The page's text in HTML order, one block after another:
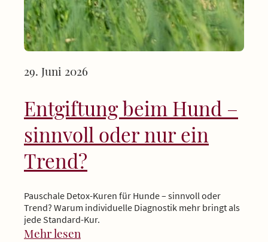
29. Juni 2026
Entgiftung beim Hund –
sinnvoll oder nur ein
Trend?
Pauschale Detox-Kuren für Hunde – sinnvoll oder
Trend? Warum individuelle Diagnostik mehr bringt als
jede Standard-Kur.
Mehr lesen